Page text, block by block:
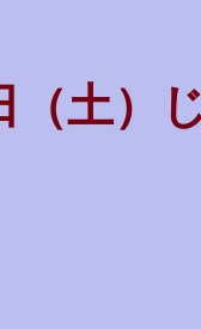
土）